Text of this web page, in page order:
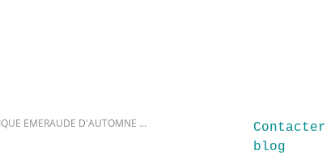
EMERAUDE D'AUTOMNE ...
blog